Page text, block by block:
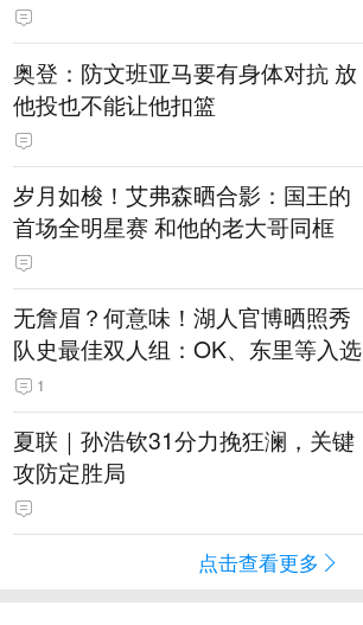
奥登：防文班亚马要有身体对抗 放
他投也不能让他扣篮
岁月如梭！艾弗森晒合影：国王的
首场全明星赛 和他的老大哥同框
无詹眉？何意味！湖人官博晒照秀
队史最佳双人组：OK、东里等入选
1
夏联｜孙浩钦31分力挽狂澜，关键
攻防定胜局
点击查看更多